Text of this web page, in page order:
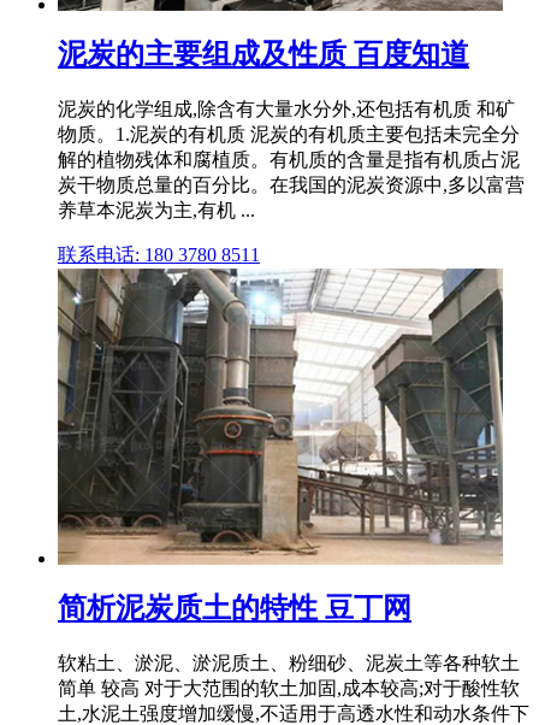
泥炭的主要组成及性质 百度知道
泥炭的化学组成,除含有大量水分外,还包括有机质 和矿
物质。1.泥炭的有机质 泥炭的有机质主要包括未完全分
解的植物残体和腐植质。有机质的含量是指有机质占泥
炭干物质总量的百分比。在我国的泥炭资源中,多以富营
养草本泥炭为主,有机 ...
联系电话: 180 3780 8511
简析泥炭质土的特性 豆丁网
软粘土、淤泥、淤泥质土、粉细砂、泥炭土等各种软土
简单 较高 对于大范围的软土加固,成本较高;对于酸性软
土,水泥土强度增加缓慢,不适用于高透水性和动水条件下